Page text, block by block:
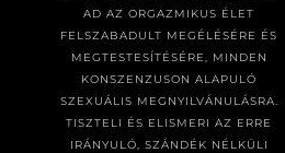
AD AZ ORGAZMIKUS ÉLET
FELSZABADULT MEGÉLÉSÉRE ÉS
MEGTESTESÍTÉSÉRE, MINDEN
KONSZENZUSON ALAPULÓ
SZEXUÁLIS MEGNYILVÁNULÁSRA.
TISZTELI ÉS ELISMERI AZ ERRE
IRÁNYULÓ, SZÁNDÉK NÉLKÜLI